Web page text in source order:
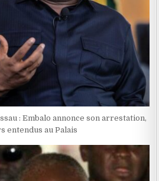
: Embalo annonce son arrestation,
entendus au Palais